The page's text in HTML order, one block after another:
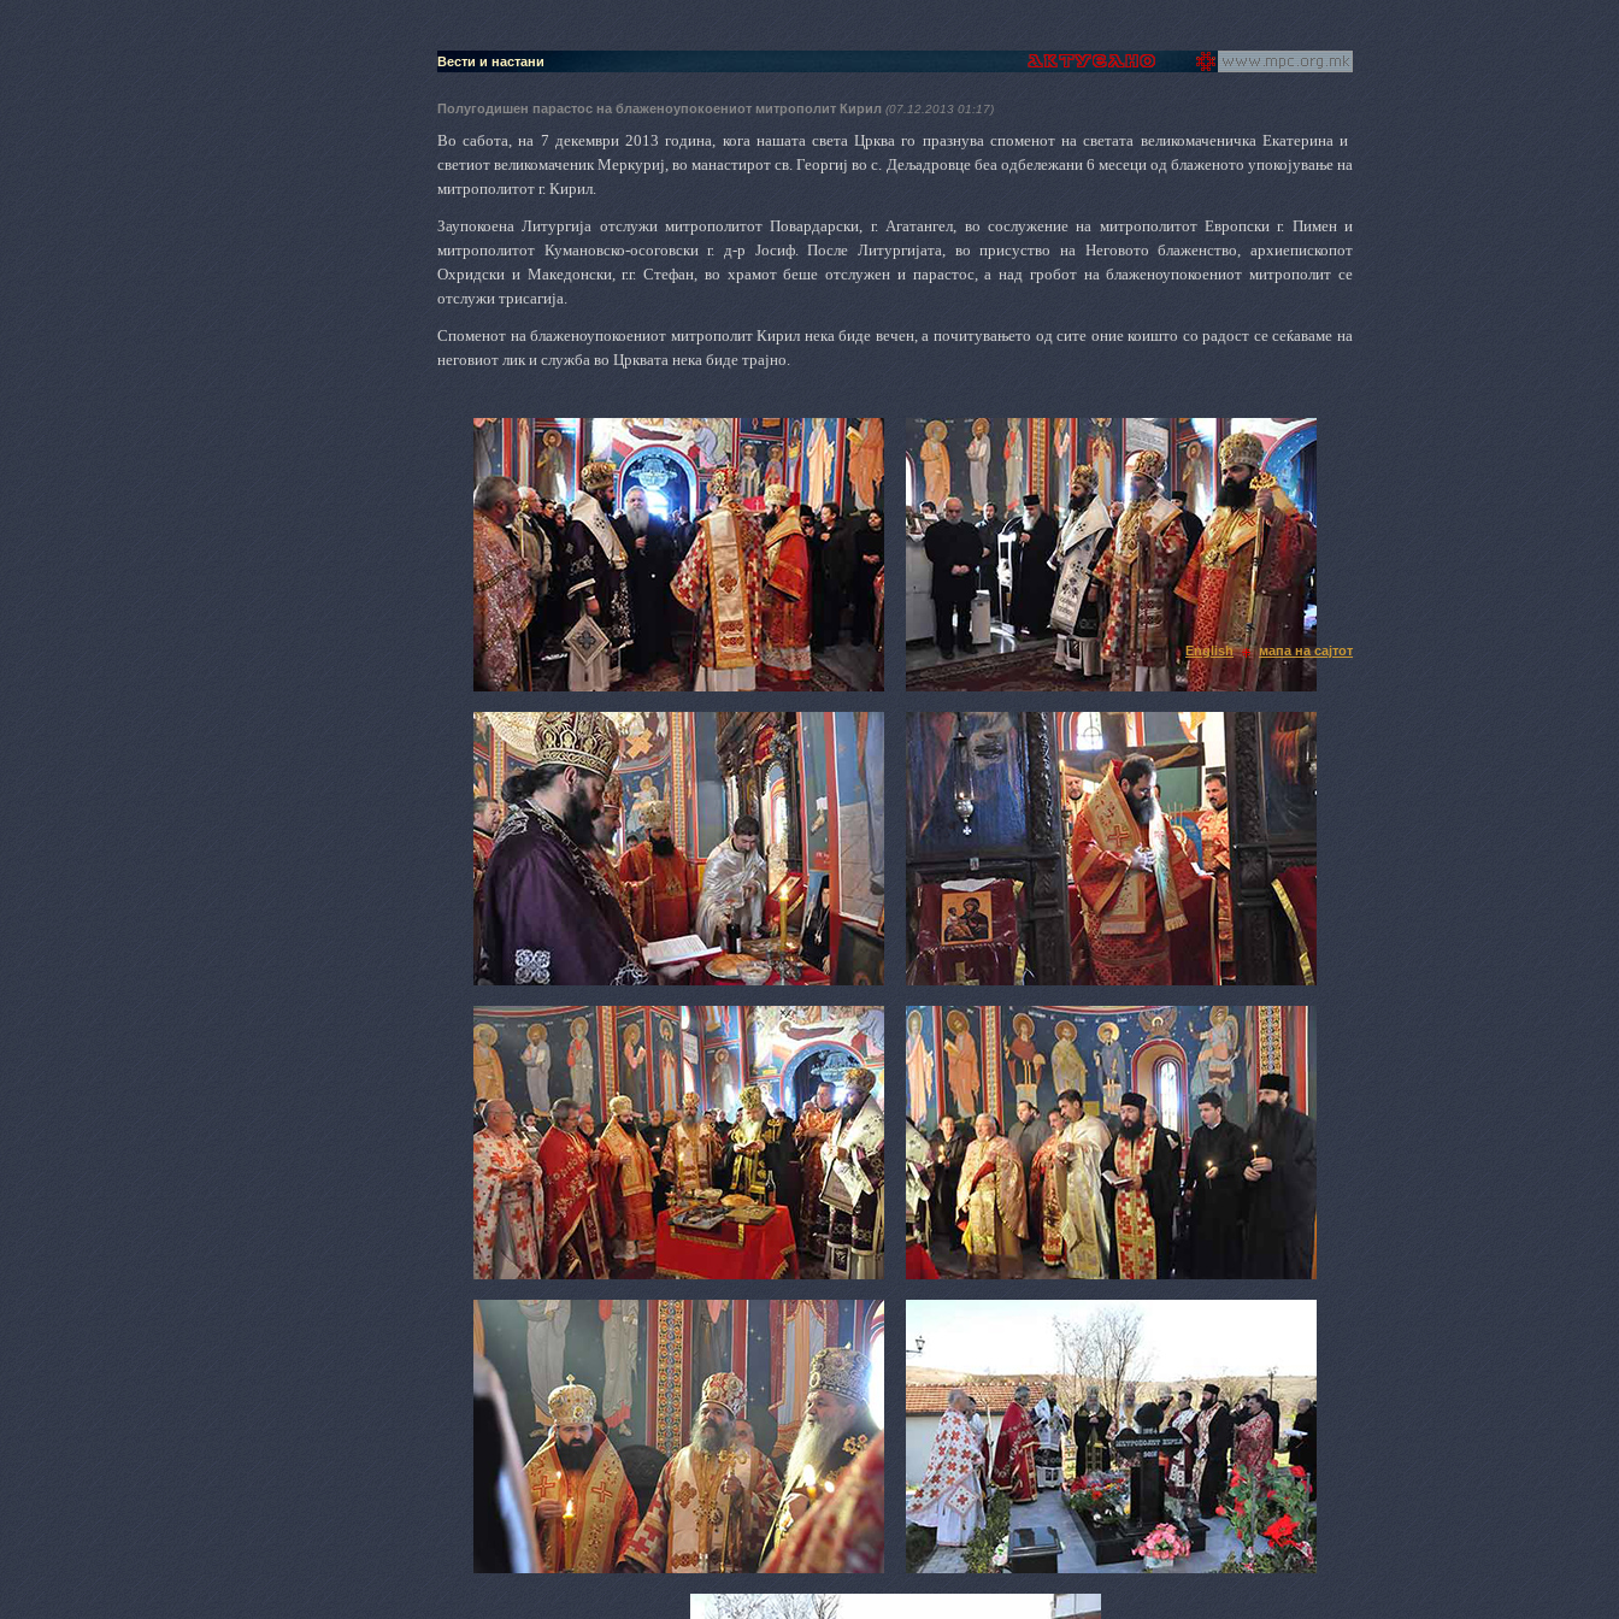
Вести и настани
Полугодишен парастос на блаженоупокоениот митрополит Кирил (07.12.2013 01:17)
Во сабота, на 7 декември 2013 година, кога нашата света Црква го празнува споменот на светата великомаченичка Екатерина и
светиот великомаченик Меркуриј, во манастирот св. Георгиј во с. Дељадровце беа одбележани 6 месеци од блаженото упокојување на
митрополитот г. Кирил.
Заупокоена Литургија отслужи митрополитот Повардарски, г. Агатангел, во сослужение на митрополитот Европски г. Пимен и
митрополитот Кумановско-осоговски г. д-р Јосиф. После Литургијата, во присуство на Неговото блаженство, архиепископот
Охридски и Македонски, г.г. Стефан, во храмот беше отслужен и парастос, а над гробот на блаженоупокоениот митрополит се
отслужи трисагија.
Споменот на блаженоупокоениот митрополит Кирил нека биде вечен, а почитувањето од сите оние коишто со радост се сеќаваме на
неговиот лик и служба во Црквата нека биде трајно.
English мапа на сајтот